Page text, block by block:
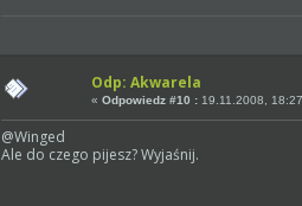
Odp: Akwarela
«Odpowiedz #10 : 19.11.2008,
@Winged
Ale do czego pijesz? Wyjaśnij.